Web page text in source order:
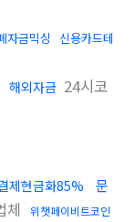
자금믹싱
신용카드테
해외자금 24시코
제현금화85%
문
체
위챗페이비트코인